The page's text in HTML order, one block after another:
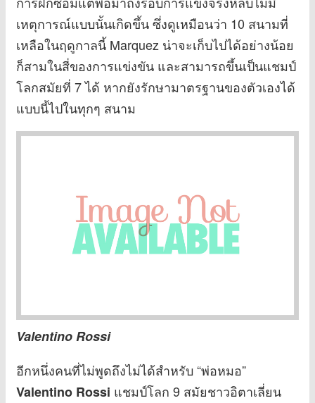
เหตุการณ์แบบนั้นเกิดขึ้น ซึ่งดูเหมือนว่า 10 สนามที่
เหลือในฤดูกาลนี้ Marquez น่าจะเก็บไปได้อย่างน้อย
ก็สามในสี่ของการแข่งขัน และสามารถขึ้นเป็นแชมป์
โลกสมัยที่ 7 ได้ หากยังรักษามาตรฐานของตัวเองได้
แบบนี้ไปในทุกๆ สนาม
Valentino Rossi
อีกหนึ่งคนที่ไม่พูดถึงไม่ได้สำหรับ “พ่อหมอ”
Valentino Rossi แชมป์โลก 9 สมัยชาวอิตาเลี่ยน